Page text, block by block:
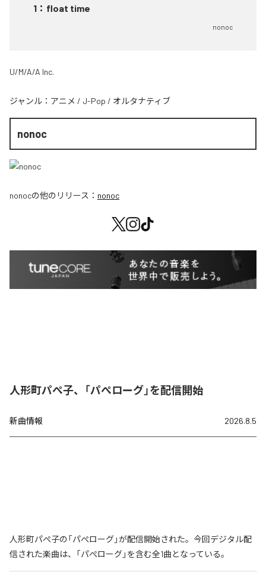
1 ： float time
nonoc
U/M/A/A Inc.
ジャンル： アニメ / J-Pop / オルタナティブ
nonoc
nonocの他のリリース： nonoc
人形町パぺ子、「パぺローグ」を配信開始
新曲情報 2026.8.5
人形町パぺ子の「パぺローグ」が配信開始された。今回デジタル配
信された楽曲は、「パぺローグ」を含む全1曲となっている。